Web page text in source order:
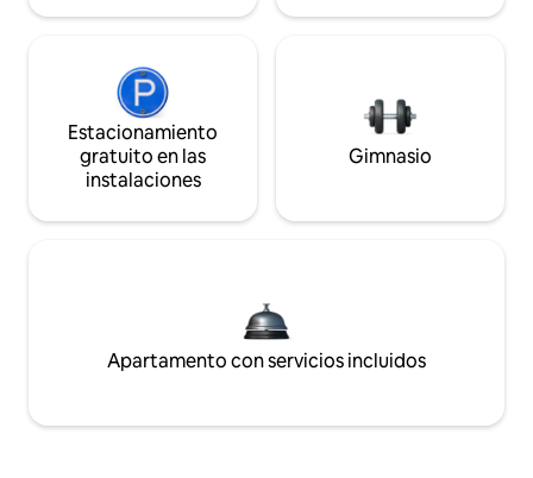
Estacionamiento
gratuito en las
instalaciones
Gimnasio
Apartamento con servicios incluidos